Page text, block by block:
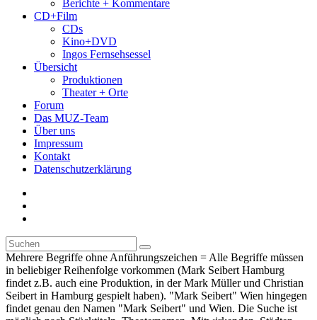
Berichte + Kommentare
CD+Film
CDs
Kino+DVD
Ingos Fernsehsessel
Übersicht
Produktionen
Theater + Orte
Forum
Das MUZ-Team
Über uns
Impressum
Kontakt
Datenschutzerklärung
Mehrere Begriffe ohne Anführungszeichen = Alle Begriffe müssen
in beliebiger Reihenfolge vorkommen (Mark Seibert Hamburg
findet z.B. auch eine Produktion, in der Mark Müller und Christian
Seibert in Hamburg gespielt haben). "Mark Seibert" Wien hingegen
findet genau den Namen "Mark Seibert" und Wien. Die Suche ist